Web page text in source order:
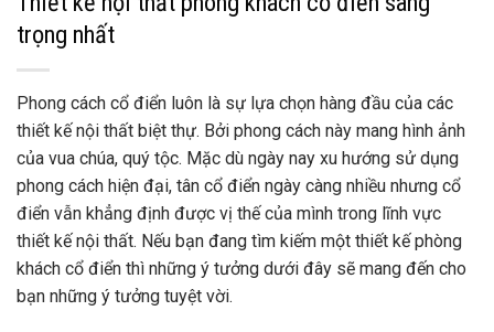
trọng nhất
Phong cách cổ điển luôn là sự lựa chọn hàng đầu của các
thiết kế nội thất biệt thự. Bởi phong cách này mang hình ảnh
của vua chúa, quý tộc. Mặc dù ngày nay xu hướng sử dụng
phong cách hiện đại, tân cổ điển ngày càng nhiều nhưng cổ
điển vẫn khẳng định được vị thế của mình trong lĩnh vực
thiết kế nội thất. Nếu bạn đang tìm kiếm một thiết kế phòng
khách cổ điển thì những ý tưởng dưới đây sẽ mang đến cho
bạn những ý tưởng tuyệt vời.